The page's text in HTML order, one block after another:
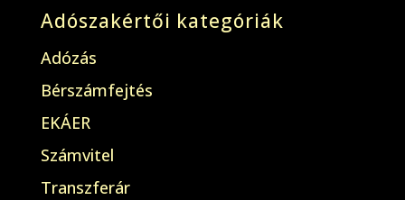
Adószakértői kategóriák
Adózás
Bérszámfejtés
EKÁER
Számvitel
Transzferár